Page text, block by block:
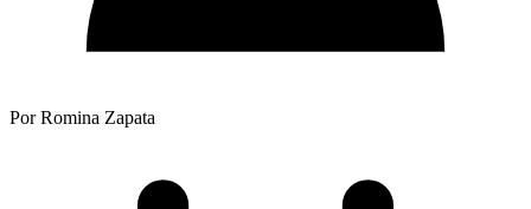
Por Romina Zapata